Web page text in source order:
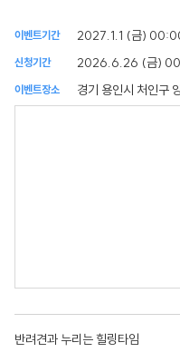
이벤트기간 2027.1.1 (금)
신청기간 2026.6.26 (금)
이벤트장소 경기 용인시 처인구
반려견과 누리는 힐링타임